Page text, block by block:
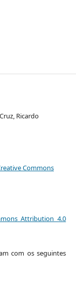
Ricardo
Commons
Attribution 4.0
com os seguintes